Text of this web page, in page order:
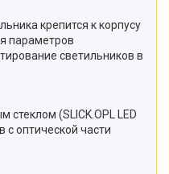
крепится к корпусу
параметров
светильников в
(SLICK.OPL LED
оптической части